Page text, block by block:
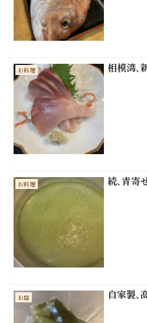
お料理 相模湾､
お料理 続､青寄
お店 自家製､